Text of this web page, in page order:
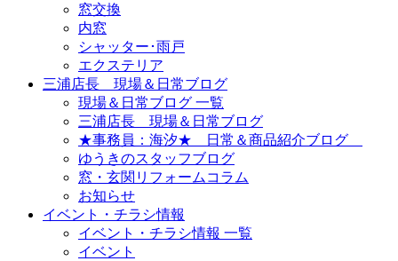
窓交換
内窓
シャッター･雨戸
エクステリア
三浦店長 現場＆日常ブログ
現場＆日常ブログ 一覧
三浦店長 現場＆日常ブログ
★事務員：海汐★ 日常＆商品紹介ブログ
ゆうきのスタッフブログ
窓・玄関リフォームコラム
お知らせ
イベント・チラシ情報
イベント・チラシ情報 一覧
イベント